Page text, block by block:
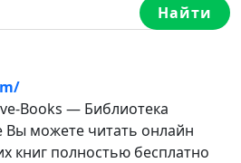
Найти
Books — Библиотека
Вы можете читать онлайн
книг полностью бесплатно